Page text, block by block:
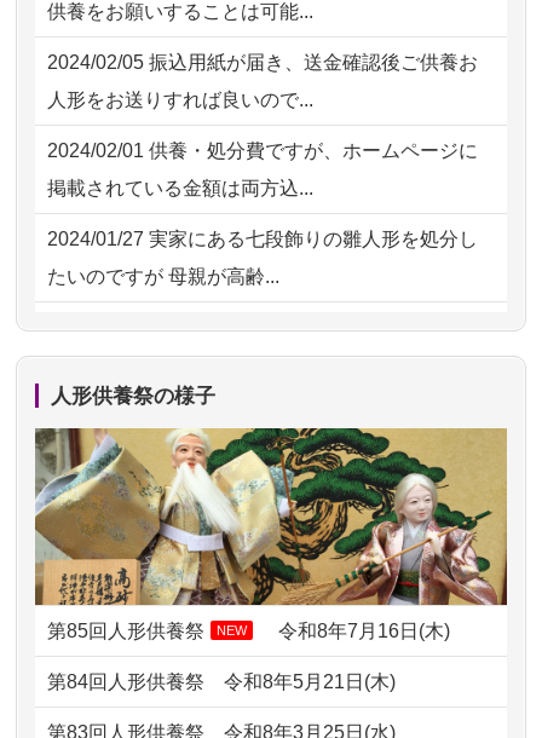
2026/07/31 17:28 栃木県の方からお申込み
た。 手続...
2026/07/18 大切にしていたお人形をきちんと供養
してくださ...
2026/07/15 子供の頃から可愛がってきた七段飾り
の雛人形で...
2026/07/15 お客様の声を読み、丁寧に供養してい
ただけそう...
2026/07/11思い出のある人形達を、ちゃんと供養
したく、花...
2026/07/10家から近かったので。
2026/07/08誰も住んでいない実家の片付けを始め
ました。 ...
2026/07/069年間自由が丘店を見守ってくれてあり
がとう。
供養をお願いすることは可能...
2024/02/05 振込用紙が届き、送金確認後ご供養お
人形をお送りすれば良いので...
2024/02/01 供養・処分費ですが、ホームページに
掲載されている金額は両方込...
2024/01/27 実家にある七段飾りの雛人形を処分し
たいのですが 母親が高齢...
2024/01/13剥製の供養・処分をお願いできます
ですが？
2024/01/13お雛様のセットを供養・処分したいの
ですが、お雛様とお内裏様だ...
2024/01/13供養申込みの後、供養祭までお人形は
どうなってるのですか？
2024/01/13会社のようですが、きちんと供養して
人形供養祭の様子
第85回人形供養祭 NEW 令和8年7月16日(木)
第84回人形供養祭令和8年5月21日(木)
第83回人形供養祭令和8年3月25日(水)